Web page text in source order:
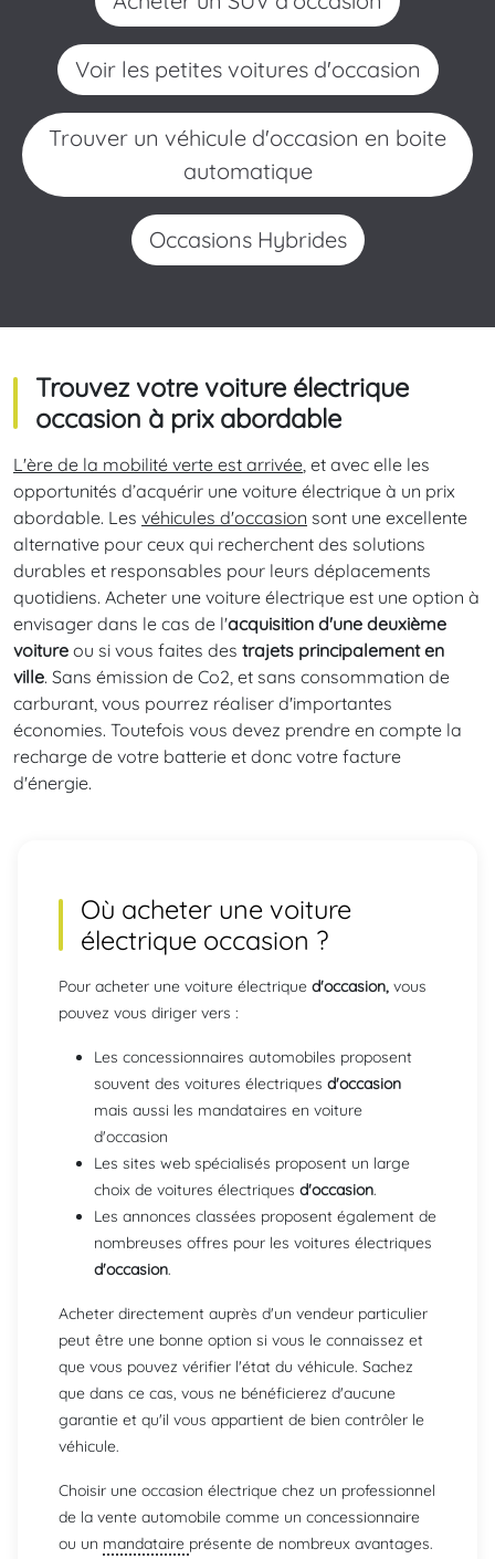
Voir les petites voitures d'occasion
Trouver un véhicule d'occasion en boite
automatique
Occasions Hybrides
Trouvez votre voiture électrique
occasion à prix abordable
L'ère de la mobilité verte est arrivée, et avec elle les
opportunités d’acquérir une voiture électrique à un prix
abordable. Les véhicules d'occasion sont une excellente
alternative pour ceux qui recherchent des solutions
durables et responsables pour leurs déplacements
quotidiens. Acheter une voiture électrique est une option à
envisager dans le cas de l'acquisition d'une deuxième
voiture ou si vous faites des trajets principalement en
ville. Sans émission de Co2, et sans consommation de
carburant, vous pourrez réaliser d'importantes
économies. Toutefois vous devez prendre en compte la
recharge de votre batterie et donc votre facture
d'énergie.
Où acheter une voiture
électrique occasion ?
Pour acheter une voiture électrique d'occasion, vous
pouvez vous diriger vers :
Les concessionnaires automobiles proposent
souvent des voitures électriques d'occasion
mais aussi les mandataires en voiture
d'occasion
Les sites web spécialisés proposent un large
choix de voitures électriques d'occasion.
Les annonces classées proposent également de
nombreuses offres pour les voitures électriques
d'occasion.
Acheter directement auprès d'un vendeur particulier
peut être une bonne option si vous le connaissez et
que vous pouvez vérifier l'état du véhicule. Sachez
que dans ce cas, vous ne bénéficierez d'aucune
garantie et qu'il vous appartient de bien contrôler le
véhicule.
Choisir une occasion électrique chez un professionnel
de la vente automobile comme un concessionnaire
ou un mandataire présente de nombreux avantages.